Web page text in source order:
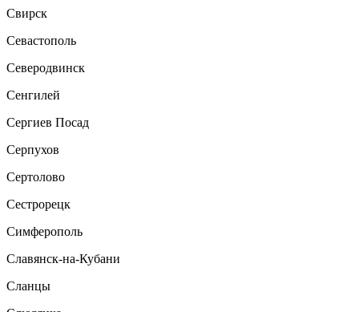
Свирск
Севастополь
Северодвинск
Сенгилей
Сергиев Посад
Серпухов
Сертолово
Сестрорецк
Симферополь
Славянск-на-Кубани
Сланцы